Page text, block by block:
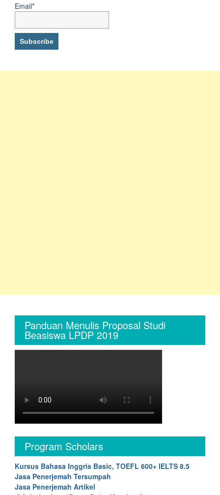
Email*
Panduan Menulis Proposal Studi
Beasiswa LPDP 2019
Program Scholars
Kursus Bahasa Inggris Basic, TOEFL 600+ IELTS 8.5
Jasa Penerjemah Tersumpah
Jasa Penerjemah Artikel